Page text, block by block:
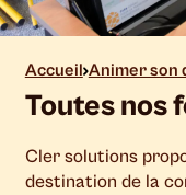
Accueil Animer son
Toutes nos
Cler solutions
destination de la